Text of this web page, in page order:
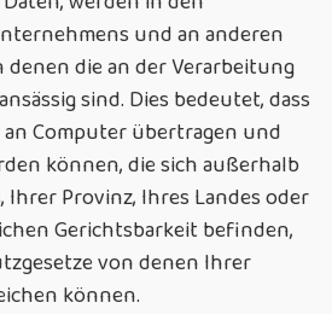
und an anderen
die an der Verarbeitung
sind. Dies bedeutet, dass
Computer übertragen und
können, die sich außerhalb
Ihrer Provinz, Ihres Landes oder
Gerichtsbarkeit befinden,
von denen Ihrer
können.